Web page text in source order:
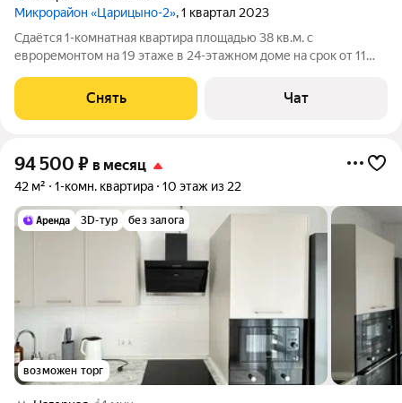
Микрорайон «Царицыно-2», 1 квартал 2023
Сдаётся 1-комнатная квартира площадью 38 кв.м. с
евроремонтом на 19 этаже в 24-этажном доме на срок от 11
Холодильник Кондиционер Микроволновка Дом - монолитный,
окна выходят на улицу. В
Снять Чат
94 500 ₽ в месяц
42 м² 1-комн. квартира 10 этаж из 22
3D-тур без залога
возможен торг